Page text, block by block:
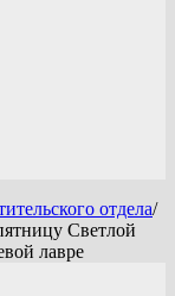
отдела/
Светлой
лавре